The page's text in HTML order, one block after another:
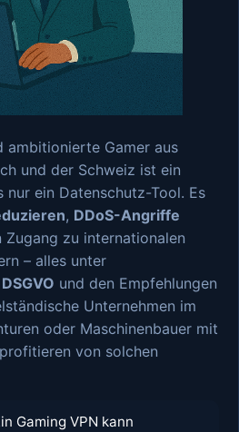
ambitionierte Gamer aus
und der Schweiz ist ein
nur ein Datenschutz-Tool. Es
, DDoS-Angriffe
Zugang zu internationalen
– alles unter
DSGVO und den Empfehlungen
Unternehmen im
oder Maschinenbauer mit
von solchen
Gaming VPN kann